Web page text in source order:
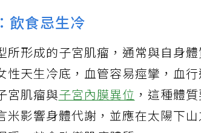
飲食忌生冷
所形成的子宮肌瘤，通常與自身
性天生冷底，血管容易痙攣，血
宮肌瘤與子宮內膜異位 ，這種體
米影響身體代謝，並應在太陽下